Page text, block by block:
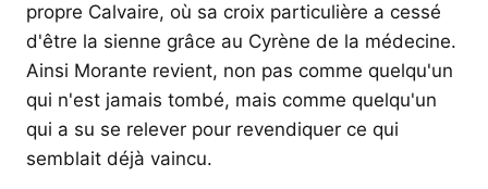
propre Calvaire, où sa croix particulière a cessé
d'être la sienne grâce au Cyrène de la médecine.
Ainsi Morante revient, non pas comme quelqu'un
qui n'est jamais tombé, mais comme quelqu'un
qui a su se relever pour revendiquer ce qui
semblait déjà vaincu.